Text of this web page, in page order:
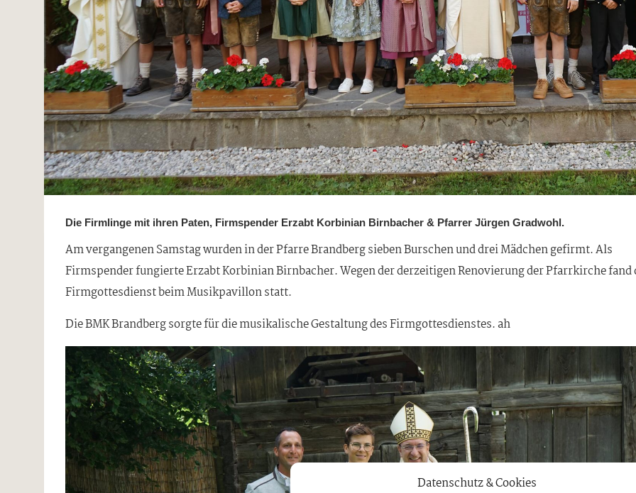
Datenschutz & Cookies
Die Firmlinge mit ihren Paten, Firmspender Erzabt Korbinian Birnbacher & Pfarrer Jürgen Gradwohl.
Am vergangenen Samstag wurden in der Pfarre Brandberg sieben Burschen und drei Mädchen gefirmt. Als
Firmspender fungierte Erzabt Korbinian Birnbacher. Wegen der derzeitigen Renovierung der Pfarrkirche fand
Firmgottesdienst beim Musikpavillon statt.
Die BMK Brandberg sorgte für die musikalische Gestaltung des Firmgottesdienstes. ah